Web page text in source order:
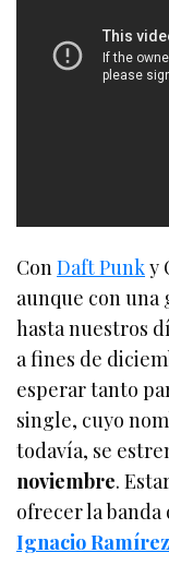
ConDaft Punky
aunque con una
hasta nuestros
a fines de
esperar tanto
single, cuyo
todavía, se
noviembre.
ofrecer la
Ignacio Ramírez